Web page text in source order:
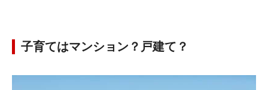
子育てはマンション？戸建て？